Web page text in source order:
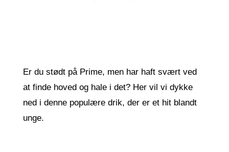
Er du stødt på Prime, men har haft svært ved
at finde hoved og hale i det? Her vil vi dykke
ned i denne populære drik, der er et hit blandt
unge.